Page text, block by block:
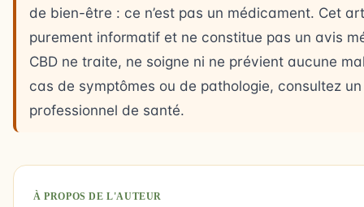
de bien-être : ce n’est pas un médicament. Cet
purement informatif et ne constitue pas un avis
CBD ne traite, ne soigne ni ne prévient aucune
cas de symptômes ou de pathologie, consultez un
professionnel de santé.
À PROPOS DE L'AUTEUR